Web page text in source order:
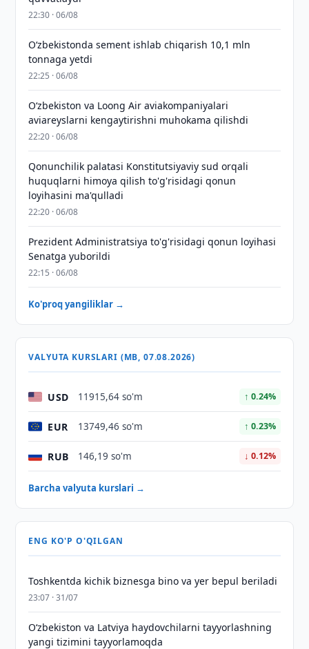
22:30 · 06/08
O‘zbekistonda sement ishlab chiqarish 10,1 mln
tonnaga yetdi
22:25 · 06/08
Oʻzbekiston va Loong Air aviakompaniyalari
aviareyslarni kengaytirishni muhokama qilishdi
22:20 · 06/08
Qonunchilik palatasi Konstitutsiyaviy sud orqali
huquqlarni himoya qilish to'g'risidagi qonun
loyihasini ma'qulladi
22:20 · 06/08
Prezident Administratsiya to'g'risidagi qonun loyihasi
Senatga yuborildi
22:15 · 06/08
Ko'proq yangiliklar →
VALYUTA KURSLARI (MB, 07.08.2026)
USD 11915,64 so'm ↑ 0.24%
EUR 13749,46 so'm ↑ 0.23%
RUB 146,19 so'm ↓ 0.12%
Barcha valyuta kurslari →
ENG KO'P O'QILGAN
Toshkentda kichik biznesga bino va yer bepul beriladi
23:07 · 31/07
Oʻzbekiston va Latviya haydovchilarni tayyorlashning
yangi tizimini tayyorlamoqda